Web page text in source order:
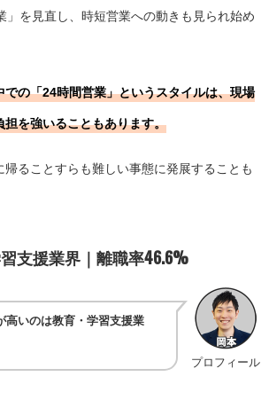
」を見直し、時短営業への動きも見られ始め
での「24時間営業」というスタイルは、現場
担を強いることもあります。
ることすらも難しい事態に発展することも
支援業界｜離職率46.6%
プロフィール
高いのは教育・学習支援業